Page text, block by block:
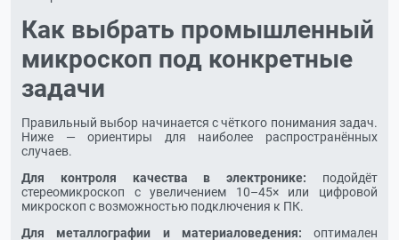
Как выбрать промышленный
микроскоп под конкретные
задачи
Правильный выбор начинается с чёткого понимания задач.
Ниже — ориентиры для наиболее распространённых
случаев.
Для контроля качества в электронике: подойдёт
стереомикроскоп с увеличением 10–45× или цифровой
микроскоп с возможностью подключения к ПК.
Для металлографии и материаловедения: оптимален